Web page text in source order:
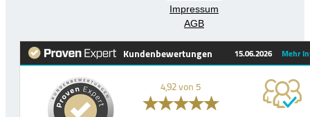
Impressum
AGB